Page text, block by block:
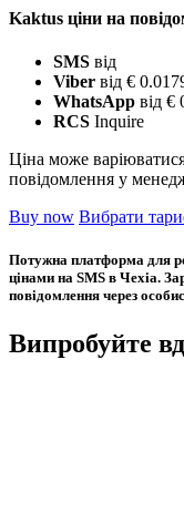
Kaktus ціни на
SMS від
Viber від €
WhatsApp від €
RCS Inquire
Ціна може
повідомлення у
Buy now Вибрати
Потужна платформа для
цінами на SMS в Чехіа.
повідомлення через
Випробуйте